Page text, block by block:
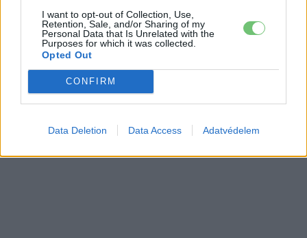
I want to opt-out of Collection, Use,
Retention, Sale, and/or Sharing of my
Personal Data that Is Unrelated with the
Purposes for which it was collected.
Opted Out
CONFIRM
Data Deletion Data Access Adatvédelem
Elektromos
9 év várakozás után tényleg bemutatja
a Tesla a Roadstert? Itt az új dátum!
autó
Áprilisban jön a Tesla Roadster? Musk